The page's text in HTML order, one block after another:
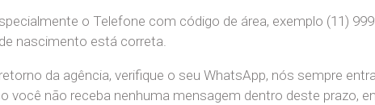
o Telefone com código de área, exemplo (11)
nascimento está correta.
da agência, verifique o seu WhatsApp, nós sempre
você não receba nenhuma mensagem dentro deste prazo,